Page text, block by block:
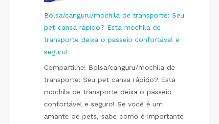
Bolsa/canguru/mochila de transporte: Seu
pet cansa rápido? Esta mochila de
transporte deixa o passeio confortável e
seguro!
Compartilhe! Bolsa/canguru/mochila de
transporte: Seu pet cansa rápido? Esta
mochila de transporte deixa o passeio
confortável e seguro! Se você é um
amante de pets, sabe como é importante